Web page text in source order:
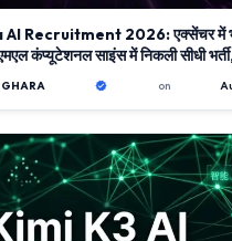
Recruitment 2026: एक्सेंचर में
कंप्यूटेशनल साइंस में निकली सीधी
on